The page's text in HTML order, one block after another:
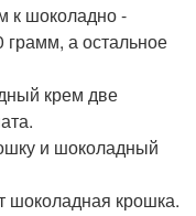
к шоколадно -
грамм, а остальное
крем две
и шоколадный
шоколадная крошка.